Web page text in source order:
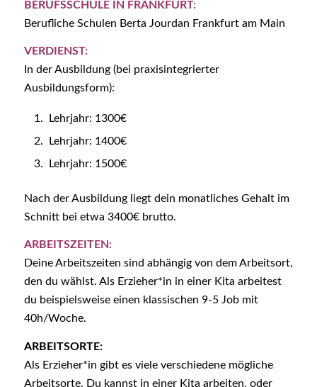
BERUFSSCHULE IN FRANKFURT:
Berufliche Schulen Berta Jourdan Frankfurt am Main
VERDIENST:
In der Ausbildung (bei praxisintegrierter
Ausbildungsform):
Lehrjahr: 1300€
Lehrjahr: 1400€
Lehrjahr: 1500€
Nach der Ausbildung liegt dein monatliches Gehalt im
Schnitt bei etwa 3400€ brutto.
ARBEITSZEITEN:
Deine Arbeitszeiten sind abhängig von dem Arbeitsort,
den du wählst. Als Erzieher*in in einer Kita arbeitest
du beispielsweise einen klassischen 9-5 Job mit
40h/Woche.
ARBEITSORTE:
Als Erzieher*in gibt es viele verschiedene mögliche
Arbeitsorte. Du kannst in einer Kita arbeiten, oder